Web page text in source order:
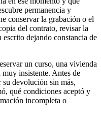
permanencia y
conservar la grabación o el
del contrato, revisar la
dejando constancia de
un curso, una vivienda
insistente. Antes de
devolución sin más,
qué condiciones aceptó y
incompleta o